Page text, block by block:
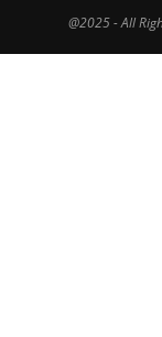
@2025 - All